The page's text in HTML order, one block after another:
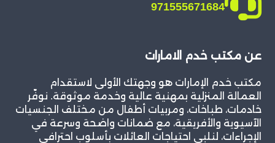
971555671684
عن مكتب خدم الامارات
مكتب خدم الإمارات هو وجهتك الأولى لاستقدام
العمالة المنزلية بمهنية عالية وخدمة موثوقة. نوفّر
خادمات، طباخات، ومربيات أطفال من مختلف الجنسيات
الآسيوية والأفريقية، مع ضمانات واضحة وسرعة في
الإجراءات، لنلبي احتياجات العائلات بأسلوب احترافي